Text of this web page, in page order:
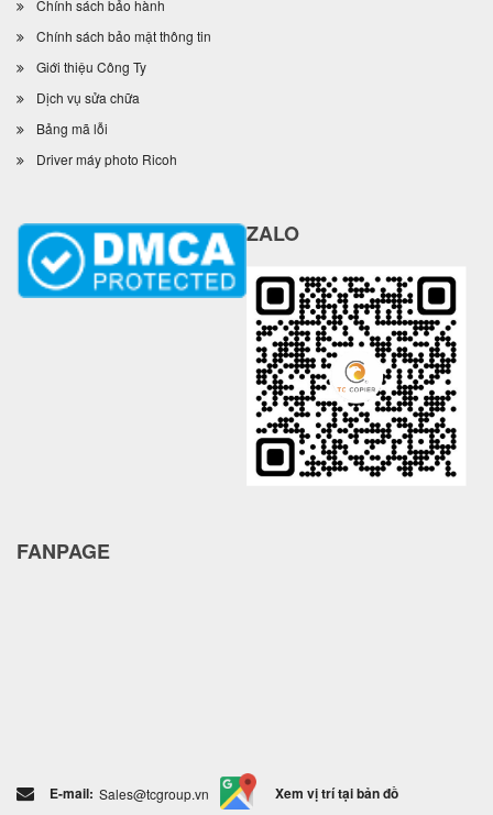
Chính sách bảo hành
Chính sách bảo mật thông tin
Giới thiệu Công Ty
Dịch vụ sửa chữa
Bảng mã lỗi
Driver máy photo Ricoh
ZALO
FANPAGE
E-mail: Sales@tcgroup.vn Xem vị trí tại bản đồ